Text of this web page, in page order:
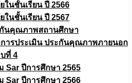
ในชั้นเรียน ปี 2566
ในชั้นเรียน ปี 2567
นคุณภาพสถานศึกษา
ารประเมิน ประกันคุณภาพภายนอก
ที่ 4
Sar ปีการศึกษา 2565
Sar ปีการศึกษา 2566